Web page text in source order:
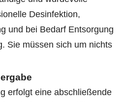
Desinfektion,
und bei Bedarf Entsorgung
Sie müssen sich um nichts
erfolgt eine abschließende